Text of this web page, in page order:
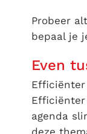
Probeer
bepaal je
Even
Efficiënter
Efficiënter
agenda
deze